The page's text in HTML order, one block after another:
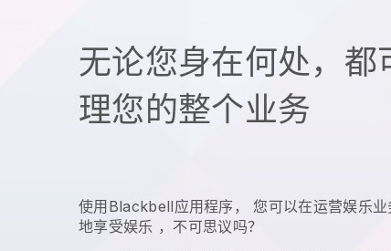
无论您身在何处，都
理您的整个业务
使用 Blackbell应用程序，您可以在运营娱乐
地享受娱乐 ，不可思议吗？